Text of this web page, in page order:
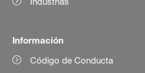
Información
Código de Conducta